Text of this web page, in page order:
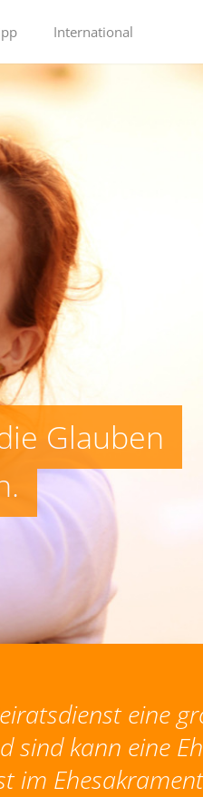
International
Glauben
eine
sind kann eine
im